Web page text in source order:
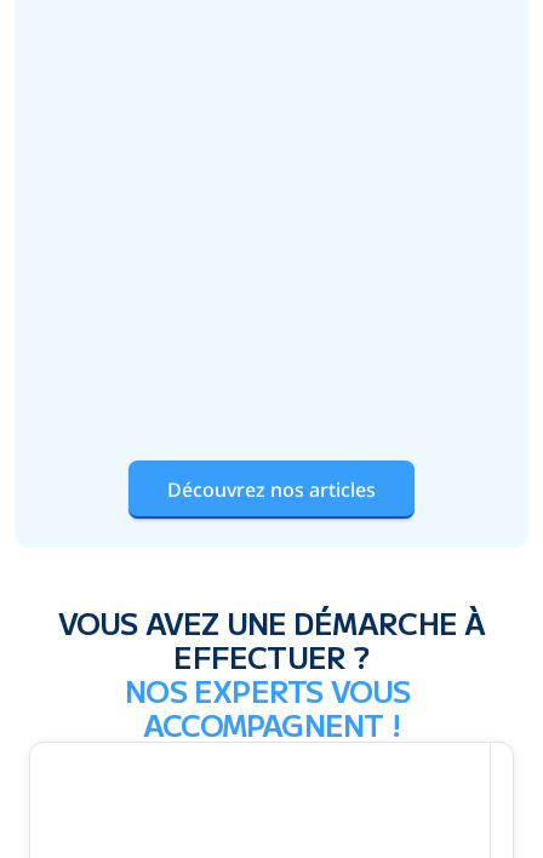
Découvrez nos articles
VOUS AVEZ UNE DÉMARCHE À
EFFECTUER ?
NOS EXPERTS VOUS
ACCOMPAGNENT !